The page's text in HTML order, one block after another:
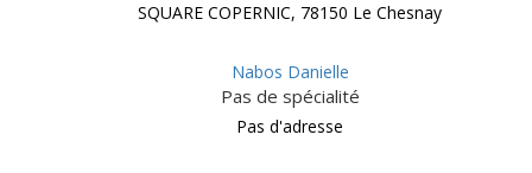
SQUARE COPERNIC, 78150 Le Chesnay
Nabos Danielle
Pas de spécialité
Pas d'adresse